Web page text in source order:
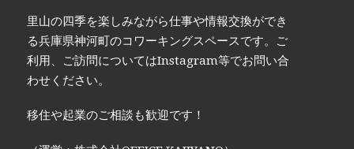
里山の四季を楽しみながら仕事や情報交換ができ
る兵庫県神河町のコワーキングスペースです。ご
利用、ご訪問についてはInstagram等でお問い合
わせください。
移住や起業のご相談も歓迎です！